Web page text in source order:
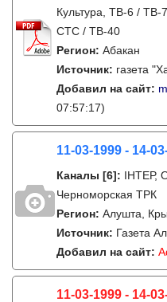
Культура, ТВ-6 /
СТС / ТВ-40
Регион: Абакан
Источник: газета
Добавил на сайт:
07:57:17)
11-03-1999 - 14-
Каналы [6]: IНТЕР,
Черноморская ТРК
Регион: Алушта,
Источник: Газета
Добавил на сайт:
11-03-1999 - 14-